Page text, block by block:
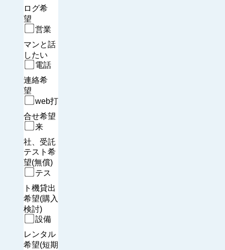
ログ希
望
営業
マンと話
したい
電話
連絡希
望
web打
合せ希望
来
社、受託
テスト希
望(無償)
テス
ト機貸出
希望(購入
検討)
設備
レンタル
希望(短期